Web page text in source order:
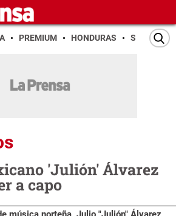
PREMIUM HONDURAS SAN PEDRO
'Julión' Álvarez
a capo